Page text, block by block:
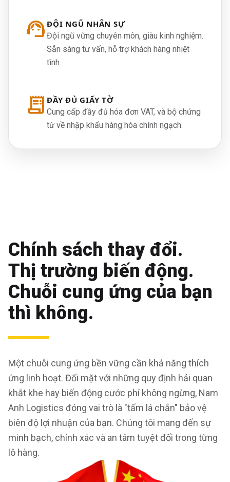
support_agent ĐỘI NGŨ NHÂN SỰ
Đội ngũ vững chuyên môn, giàu kinh nghiệm.
Sẵn sàng tư vấn, hỗ trợ khách hàng nhiệt
tình.
receipt_long ĐẦY ĐỦ GIẤY TỜ
Cung cấp đầy đủ hóa đơn VAT, và bộ chứng
từ về nhập khẩu hàng hóa chính ngạch.
Chính sách thay đổi.
Thị trường biến động.
Chuỗi cung ứng của bạn
thì không.
Một chuỗi cung ứng bền vững cần khả năng thích
ứng linh hoạt. Đối mặt với những quy định hải quan
khắt khe hay biến động cước phí không ngừng, Nam
Anh Logistics đóng vai trò là "tấm lá chắn" bảo vệ
biên độ lợi nhuận của bạn. Chúng tôi mang đến sự
minh bạch, chính xác và an tâm tuyệt đối trong từng
lô hàng.